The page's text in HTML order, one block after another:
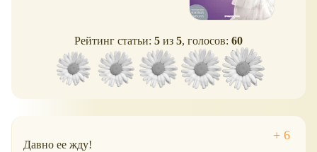
Рейтинг статьи: 5 из 5, голосов: 60
Давно ее жду!